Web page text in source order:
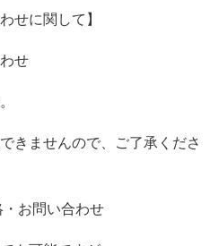
せに関して】
せ
きませんので、ご了承くださ
・お問い合わせ